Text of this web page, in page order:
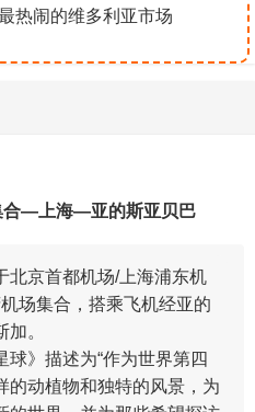
热闹的维多利亚市场
合—上海—亚的斯亚贝巴
北京首都机场/上海浦东机
场集合，搭乘飞机经亚的
。
球》描述为“作为世界第四
的动植物和独特的风景，为